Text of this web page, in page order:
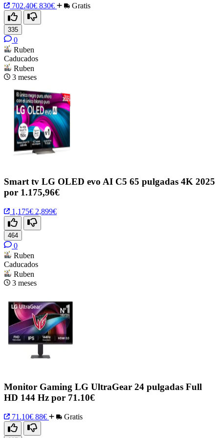
702.40€ 830€ Gratis
335
0
Ruben
Caducados
Ruben
3 meses
Smart tv LG OLED evo AI C5 65 pulgadas 4K 2025
por 1.175,96€
1,175€ 2,899€
464
0
Ruben
Caducados
Ruben
3 meses
Monitor Gaming LG UltraGear 24 pulgadas Full
HD 144 Hz por 71.10€
71.10€ 88€ Gratis